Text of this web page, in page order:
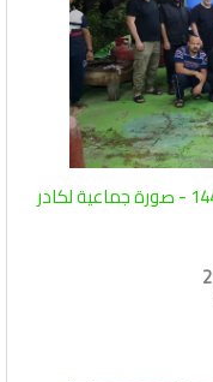
من فعاليات الحسينية في شهر رمضان 1443 - صورة جماعية لكادر